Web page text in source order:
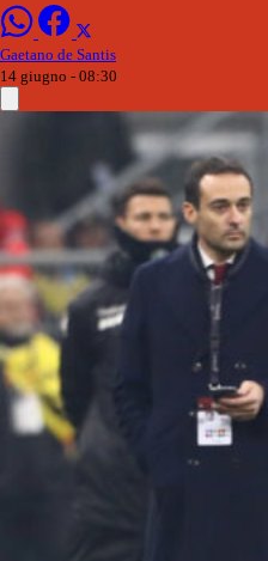
Gaetano de Santis
14 giugno - 08:30